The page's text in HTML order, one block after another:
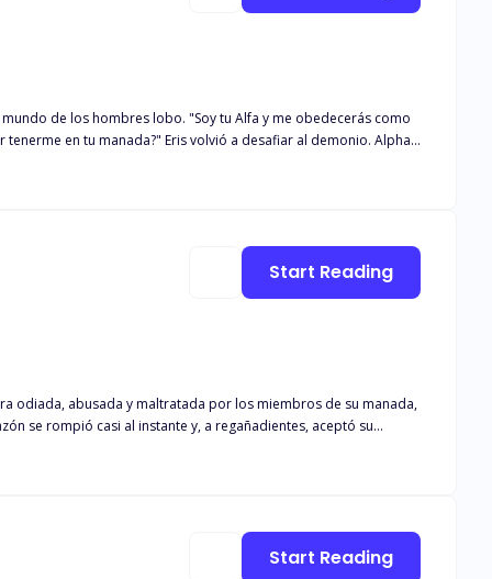
se rompió casi al instante y, a regañadientes, aceptó su
pareció apiadarse de ella y le reveló que su pareja de segunda
que conoce por completo?
Start Reading
Start Reading